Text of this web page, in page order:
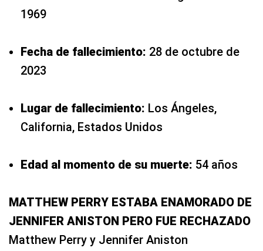
1969
Fecha de fallecimiento: 28 de octubre de
2023
Lugar de fallecimiento: Los Ángeles,
California, Estados Unidos
Edad al momento de su muerte: 54 años
MATTHEW PERRY ESTABA ENAMORADO DE
JENNIFER ANISTON PERO FUE RECHAZADO
Matthew Perry y Jennifer Aniston